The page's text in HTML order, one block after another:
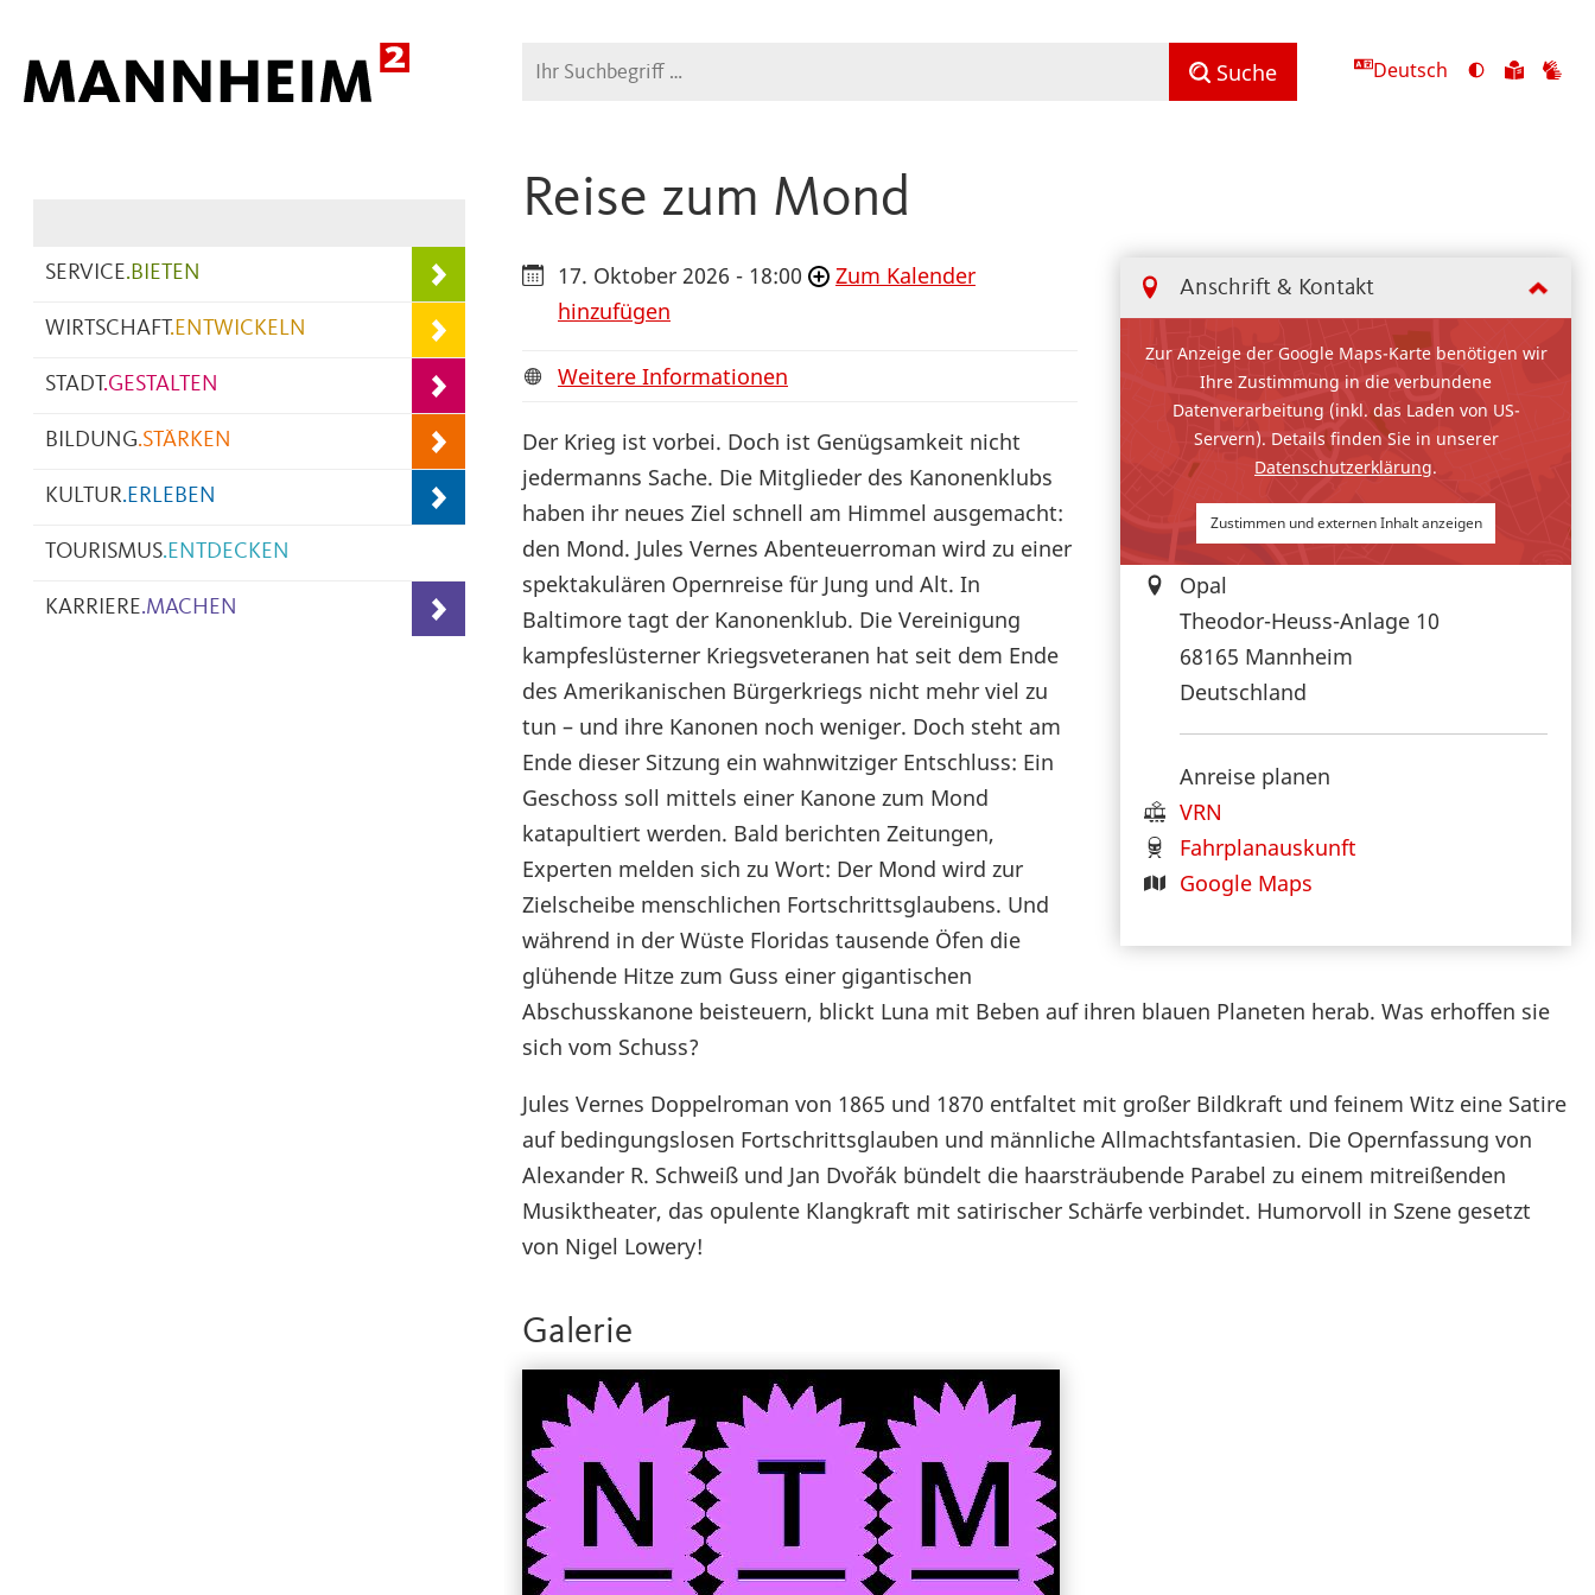
Suche Suche Deutsch
Ansicht
Zu
SERVICE.BIETEN
WIRTSCHAFT.ENTWICKELN
STADT.GESTALTEN
BILDUNG.STÄRKEN
KULTUR.ERLEBEN
TOURISMUS.ENTDECKEN
KARRIERE.MACHEN
Reise zum Mond
Anschrift & Kontakt
Zur Anzeige der Google Maps-Karte benötigen wir
Ihre Zustimmung in die verbundene
Datenverarbeitung (inkl. das Laden von US-
Servern). Details finden Sie in unserer
Datenschutzerklärung.
Zustimmen und externen Inhalt anzeigen
Opal
Theodor-Heuss-Anlage 10
68165 Mannheim
Deutschland
Anreise planen
VRN
Fahrplanauskunft
Google Maps
17. Oktober 2026 - 18:00
Zum Kalender
hinzufügen
Weitere Informationen
Der Krieg ist vorbei. Doch ist Genügsamkeit nicht
jedermanns Sache. Die Mitglieder des Kanonenklubs
haben ihr neues Ziel schnell am Himmel ausgemacht:
den Mond. Jules Vernes Abenteuerroman wird zu einer
spektakulären Opernreise für Jung und Alt. In
Baltimore tagt der Kanonenklub. Die Vereinigung
kampfeslüsterner Kriegsveteranen hat seit dem Ende
des Amerikanischen Bürgerkriegs nicht mehr viel zu
tun – und ihre Kanonen noch weniger. Doch steht am
Ende dieser Sitzung ein wahnwitziger Entschluss: Ein
Geschoss soll mittels einer Kanone zum Mond
katapultiert werden. Bald berichten Zeitungen,
Experten melden sich zu Wort: Der Mond wird zur
Zielscheibe menschlichen Fortschrittsglaubens. Und
während in der Wüste Floridas tausende Öfen die
glühende Hitze zum Guss einer gigantischen
Abschusskanone beisteuern, blickt Luna mit Beben auf ihren blauen Planeten herab. Was erhoffen sie
sich vom Schuss?
Jules Vernes Doppelroman von 1865 und 1870 entfaltet mit großer Bildkraft und feinem Witz eine Satire
auf bedingungslosen Fortschrittsglauben und männliche Allmachtsfantasien. Die Opernfassung von
Alexander R. Schweiß und Jan Dvořák bündelt die haarsträubende Parabel zu einem mitreißenden
Musiktheater, das opulente Klangkraft mit satirischer Schärfe verbindet. Humorvoll in Szene gesetzt
von Nigel Lowery!
Galerie